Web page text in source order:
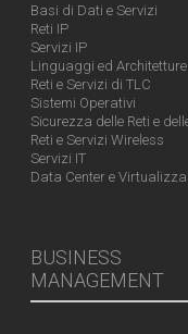
Basi di Dati e Servizi
Reti IP
Servizi IP
Linguaggi ed
Reti e Servizi di TLC
Sistemi Operativi
Sicurezza delle Reti e
Reti e Servizi Wireless
Servizi IT
Data Center e
BUSINESS
MANAGEMENT